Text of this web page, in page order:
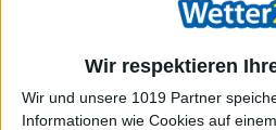
Wir respektieren
Wir und unsere 1019 Partner
Informationen wie Cookies auf